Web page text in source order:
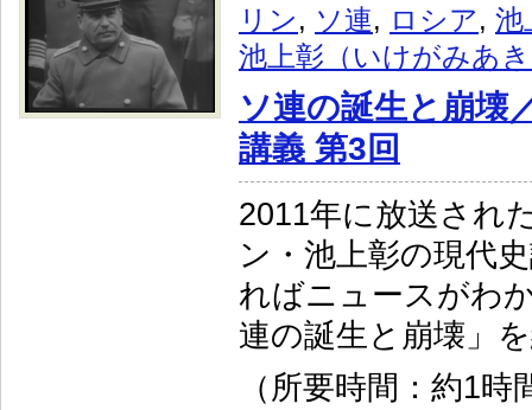
リン, ソ連, ロシア, 池
池上彰（いけがみあ
ソ連の誕生と崩壊
講義 第3回
2011年に放送され
ン・池上彰の現代
ればニュースがわ
連の誕生と崩壊」
（所要時間：約1時